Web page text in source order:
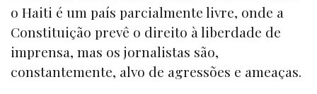
o Haiti é um país parcialmente livre, onde a
Constituição prevê o direito à liberdade de
imprensa, mas os jornalistas são,
constantemente, alvo de agressões e ameaças.